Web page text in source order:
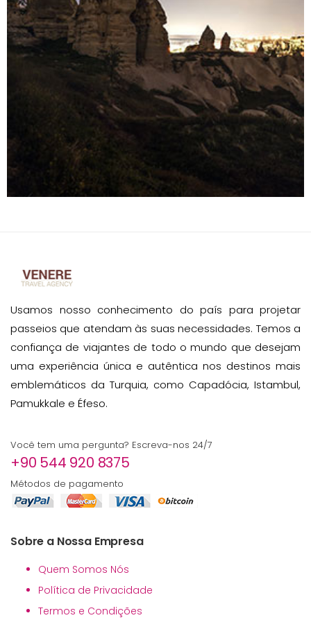
Usamos nosso conhecimento do país para projetar
passeios que atendam às suas necessidades. Temos a
confiança de viajantes de todo o mundo que desejam
uma experiência única e autêntica nos destinos mais
emblemáticos da Turquia, como Capadócia, Istambul,
Pamukkale e Éfeso.
Você tem uma pergunta? Escreva-nos 24/7
+90 544 920 8375
Métodos de pagamento
Sobre a Nossa Empresa
Quem Somos Nós
Política de Privacidade
Termos e Condições